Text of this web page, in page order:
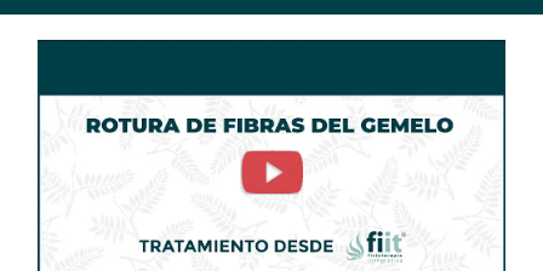
Rotura
Fibrilar